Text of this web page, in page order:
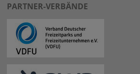
PARTNER-VERBÄNDE